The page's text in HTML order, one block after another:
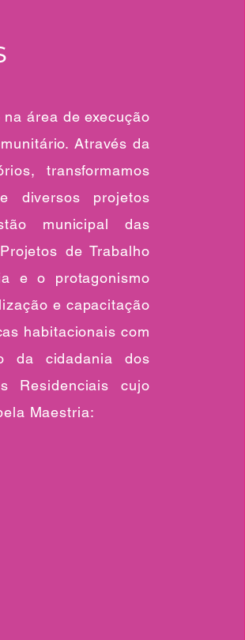
área de execução
Através da
transformamos
diversos projetos
municipal das
de Trabalho
e o protagonismo
e capacitação
habitacionais com
da cidadania dos
Residenciais cujo
Maestria: